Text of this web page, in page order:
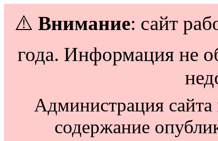
⚠️ Внимание: сайт
года. Информация не
Администрация сайта
содержание